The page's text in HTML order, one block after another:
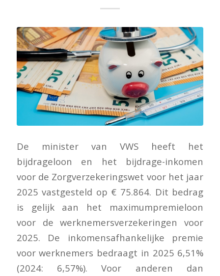
De minister van VWS heeft het
bijdrageloon en het bijdrage-inkomen
voor de Zorgverzekeringswet voor het jaar
2025 vastgesteld op € 75.864. Dit bedrag
is gelijk aan het maximumpremieloon
voor de werknemersverzekeringen voor
2025. De inkomensafhankelijke premie
voor werknemers bedraagt in 2025 6,51%
(2024: 6,57%). Voor anderen dan